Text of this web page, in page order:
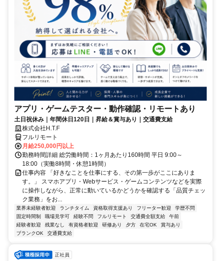
アプリ・ゲームテスター・動作確認・リモートあり
土日祝休み｜年間休日120日｜昇給＆賞与あり｜交通費支給
株式会社H.T.F
フルリモート
月給250,000円以上
勤務時間詳細 総労働時間：1ヶ月あたり160時間 平日 9:00～
18:00（実働8時間・休憩1時間）
仕事内容 「好きなことを仕事にする、その第一歩がここにありま
す。」 スマホアプリ・Webサービス・ゲームコンテンツなどを実際
に操作しながら、正常に動いているかどうかを確認する「品質チェッ
ク業務」をお...
業界未経験者歓迎 ランチタイム 資格取得支援あり フリーター歓迎
学歴不問
固定時間制
職場見学可 経験不問 フルリモート 交通費全額支給
午前
経験者歓迎
残業なし 有資格者歓迎 研修あり 夕方 在宅OK
賞与あり
ブランクOK
交通費支給
正社員